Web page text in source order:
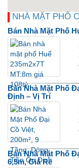
NHÀ MẶT PHỐ
Bán Nhà Mặt Phố
Bán Nhà Mặt Phố
Định – Vị Trí
Bán Nhà Mặt Phố
6,5m, Giá Rẻ